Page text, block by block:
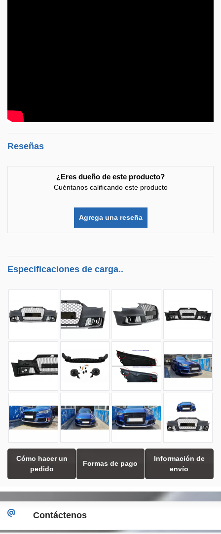
Reseñas
¿Eres dueño de este producto?
Cuéntanos calificando este producto
Agrega una reseña
Especificaciones de carga..
Cómo hacer un
pedido
Formas de pago
Información de
envío
Contáctenos